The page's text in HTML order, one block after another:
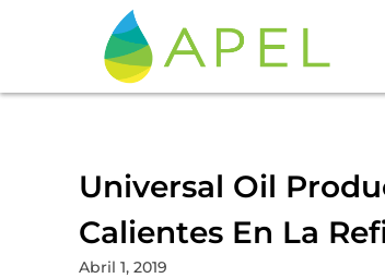
Universal Oil
Calientes En La
Abril 1, 2019